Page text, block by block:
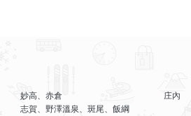
妙高、赤倉
志賀、野澤溫泉、斑尾、飯綱
庄內